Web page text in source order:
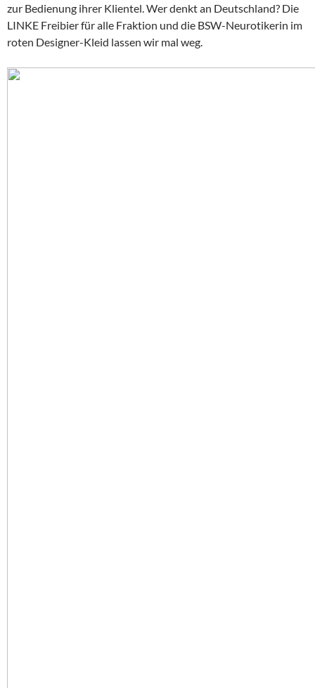
zur Bedienung ihrer Klientel. Wer denkt an Deutschland? Die
LINKE Freibier für alle Fraktion und die BSW-Neurotikerin im
roten Designer-Kleid lassen wir mal weg.